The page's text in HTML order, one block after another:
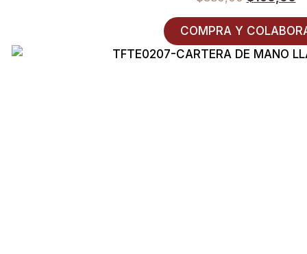
COMPRA Y